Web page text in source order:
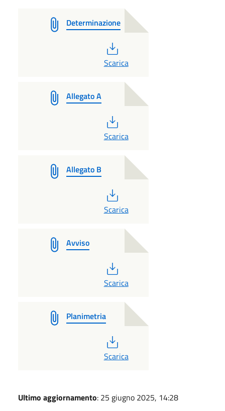
Determinazione
PDF
Scarica
Allegato A
PDF
Scarica
Allegato B
PDF
Scarica
Avviso
PDF
Scarica
Planimetria
PDF
Scarica
Ultimo aggiornamento: 25 giugno 2025, 14:28